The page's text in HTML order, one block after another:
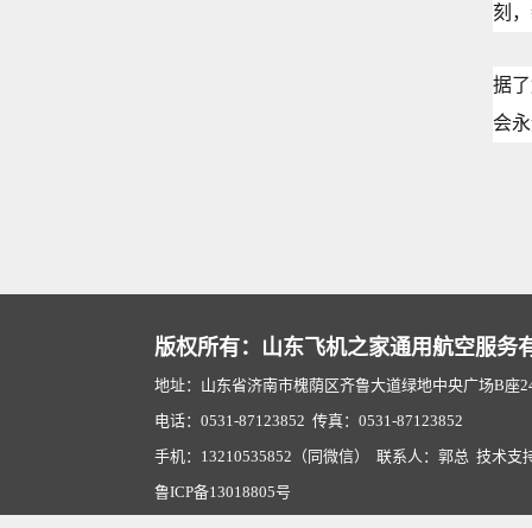
刻
据
会
版权所有：山东飞机之家通用航空服务
地址：山东省济南市槐荫区齐鲁大道绿地中央广场B座
电话：0531-87123852 传真：0531-87123852
手机：13210535852（同微信） 联系人：郭总 技术支
鲁ICP备13018805号